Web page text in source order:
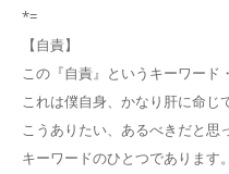
*=
【自責】
この『自責』というキーワード
これは僕自身、かなり肝に命じ
こうありたい、あるべきだと思
キーワードのひとつであります。